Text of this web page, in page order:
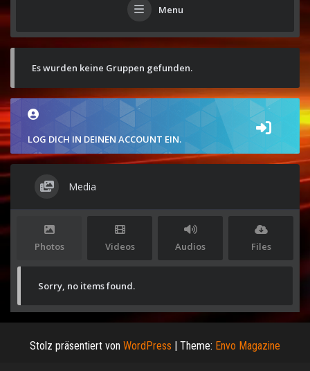
Menu
Es wurden keine Gruppen gefunden.
LOG DICH IN DEINEN ACCOUNT EIN.
Media
Photos Videos Audios Files
Sorry, no items found.
Stolz präsentiert von WordPress | Theme: Envo Magazine